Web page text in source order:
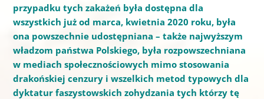
przypadku tych zakażeń była dostępna dla
wszystkich już od marca, kwietnia 2020 roku, była
ona powszechnie udostępniana – także najwyższym
władzom państwa Polskiego, była rozpowszechniana
w mediach społecznościowych mimo stosowania
drakońskiej cenzury i wszelkich metod typowych dla
dyktatur faszystowskich zohydzania tych którzy tę